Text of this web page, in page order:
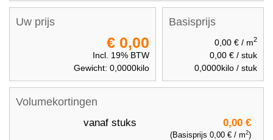
Volumekortingen
vanaf stuks 0,00 €
(Basisprijs 0,00 € / m2)
Basisprijs
0,00 €/ m2
0,00 €/ stuk
0,0000kilo / stuk
Uw prijs
€ 0,00
Incl. 19% BTW
Gewicht: 0,0000kilo